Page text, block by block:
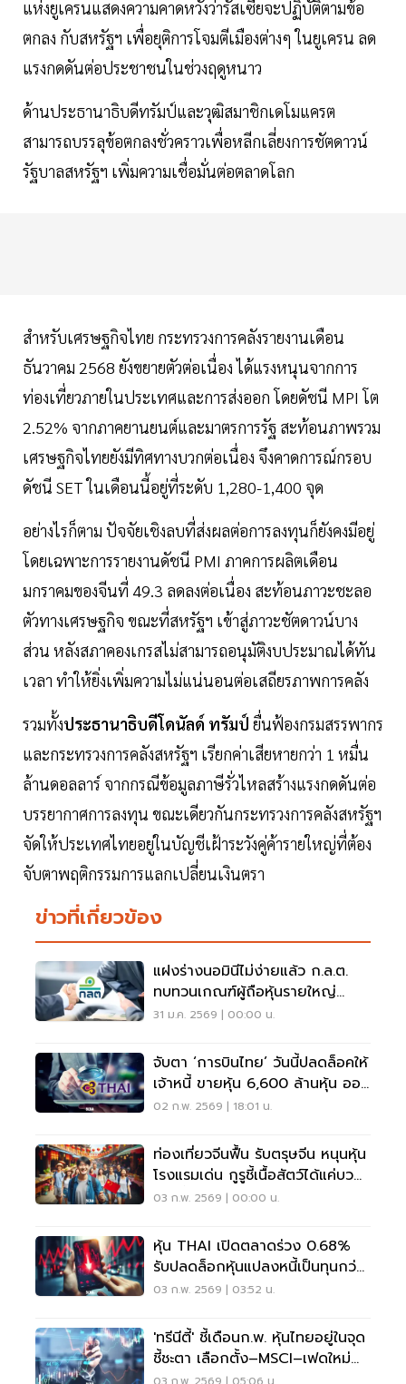
แห่งยูเครนแสดงความคาดหวังว่ารัสเซียจะปฏิบัติตามข้อ
ตกลง กับสหรัฐฯ เพื่อยุติการโจมตีเมืองต่างๆ ในยูเครน ลด
แรงกดดันต่อประชาชนในช่วงฤดูหนาว
ด้านประธานาธิบดีทรัมป์และวุฒิสมาชิกเดโมแครต
สามารถบรรลุข้อตกลงชั่วคราวเพื่อหลีกเลี่ยงการชัตดาวน์
รัฐบาลสหรัฐฯ เพิ่มความเชื่อมั่นต่อตลาดโลก
สำหรับเศรษฐกิจไทย กระทรวงการคลังรายงานเดือน
ธันวาคม 2568 ยังขยายตัวต่อเนื่อง ได้แรงหนุนจากการ
ท่องเที่ยวภายในประเทศและการส่งออก โดยดัชนี MPI โต
2.52% จากภาคยานยนต์และมาตรการรัฐ สะท้อนภาพรวม
เศรษฐกิจไทยยังมีทิศทางบวกต่อเนื่อง จึงคาดการณ์กรอบ
ดัชนี SET ในเดือนนี้อยู่ที่ระดับ 1,280-1,400 จุด
อย่างไรก็ตาม ปัจจัยเชิงลบที่ส่งผลต่อการลงทุนก็ยังคงมีอยู่
โดยเฉพาะการรายงานดัชนี PMI ภาคการผลิตเดือน
มกราคมของจีนที่ 49.3 ลดลงต่อเนื่อง สะท้อนภาวะชะลอ
ตัวทางเศรษฐกิจ ขณะที่สหรัฐฯ เข้าสู่ภาวะชัตดาวน์บาง
ส่วน หลังสภาคองเกรสไม่สามารถอนุมัติงบประมาณได้ทัน
เวลา ทำให้ยิ่งเพิ่มความไม่แน่นอนต่อเสถียรภาพการคลัง
รวมทั้งประธานาธิบดีโดนัลด์ ทรัมป์ ยื่นฟ้องกรมสรรพากร
และกระทรวงการคลังสหรัฐฯ เรียกค่าเสียหายกว่า 1 หมื่น
ล้านดอลลาร์ จากกรณีข้อมูลภาษีรั่วไหลสร้างแรงกดดันต่อ
บรรยากาศการลงทุน ขณะเดียวกันกระทรวงการคลังสหรัฐฯ
จัดให้ประเทศไทยอยู่ในบัญชีเฝ้าระวังคู่ค้ารายใหญ่ที่ต้อง
จับตาพฤติกรรมการแลกเปลี่ยนเงินตรา
ข่าวที่เกี่ยวข้อง
แฝงร่างนอมินีไม่ง่ายแล้ว ก.ล.ต.
ทบทวนเกณฑ์ผู้ถือหุ้นรายใหญ่
ครอบคลุมอำนาจจริง
31 ม.ค. 2569 | 00:00 น.
จับตา ‘การบินไทย’ วันนี้ปลดล็อคให้
เจ้าหนี้ ขายหุ้น 6,600 ล้านหุ้น ออก
จาก THAI ได้
02 ก.พ. 2569 | 18:01 น.
ท่องเที่ยวจีนฟื้น รับตรุษจีน หนุนหุ้น
โรงแรมเด่น กูรูชี้เนื้อสัตว์ได้แค่บวก
ระยะสั้น
03 ก.พ. 2569 | 00:00 น.
หุ้น THAI เปิดตลาดร่วง 0.68%
รับปลดล็อกหุ้นแปลงหนี้เป็นทุนกว่า
6.6 พันล้านหุ้น
03 ก.พ. 2569 | 03:52 น.
'ทรีนีตี้' ชี้เดือนก.พ. หุ้นไทยอยู่ในจุด
ชี้ชะตา เลือกตั้ง–MSCI–เฟดใหม่
กดดัน